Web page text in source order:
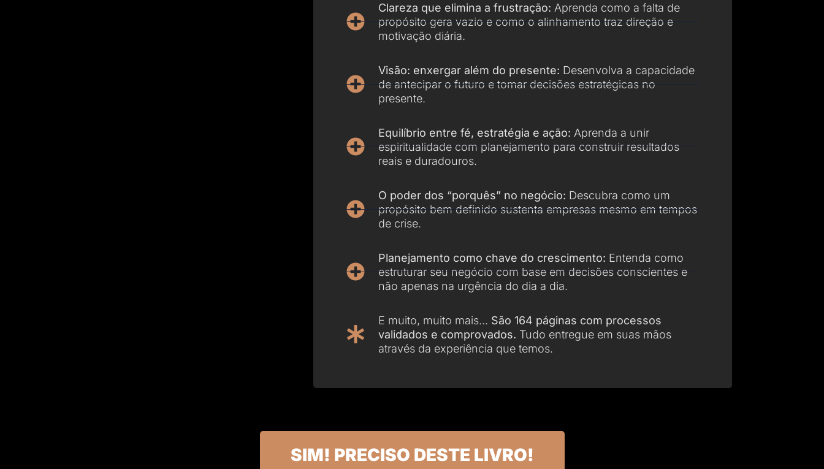
Clareza que elimina a frustração: Aprenda como a falta de
propósito gera vazio e como o alinhamento traz direção e
motivação diária.
Visão: enxergar além do presente: Desenvolva a capacidade
de antecipar o futuro e tomar decisões estratégicas no
presente.
Equilíbrio entre fé, estratégia e ação: Aprenda a unir
espiritualidade com planejamento para construir resultados
reais e duradouros.
O poder dos “porquês” no negócio: Descubra como um
propósito bem definido sustenta empresas mesmo em tempos
de crise.
Planejamento como chave do crescimento: Entenda como
estruturar seu negócio com base em decisões conscientes e
não apenas na urgência do dia a dia.
E muito, muito mais... São 164 páginas com processos
validados e comprovados. Tudo entregue em suas mãos
através da experiência que temos.
SIM! PRECISO DESTE LIVRO!